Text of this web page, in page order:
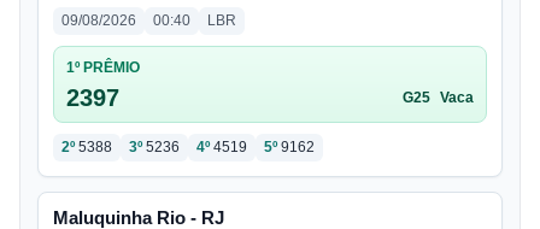
09/08/2026 00:40 LBR
1º PRÊMIO
2397 G25 Vaca
2º 5388 3º 5236 4º 4519 5º 9162
Maluquinha Rio - RJ